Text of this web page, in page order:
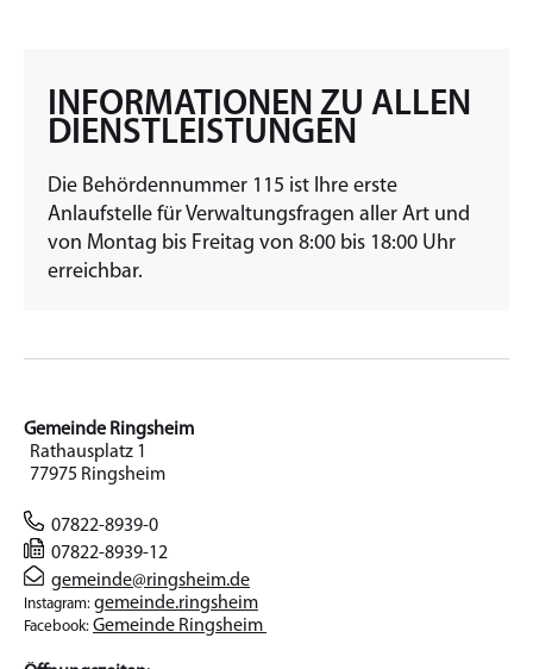
INFORMATIONEN ZU ALLEN
DIENSTLEISTUNGEN
Die Behördennummer 115 ist Ihre erste
Anlaufstelle für Verwaltungsfragen aller Art und
von Montag bis Freitag von 8:00 bis 18:00 Uhr
erreichbar.
Gemeinde Ringsheim
Rathausplatz 1
77975 Ringsheim
07822-8939-0
07822-8939-12
gemeinde@ringsheim.de
Instagram: gemeinde.ringsheim
Facebook: Gemeinde Ringsheim